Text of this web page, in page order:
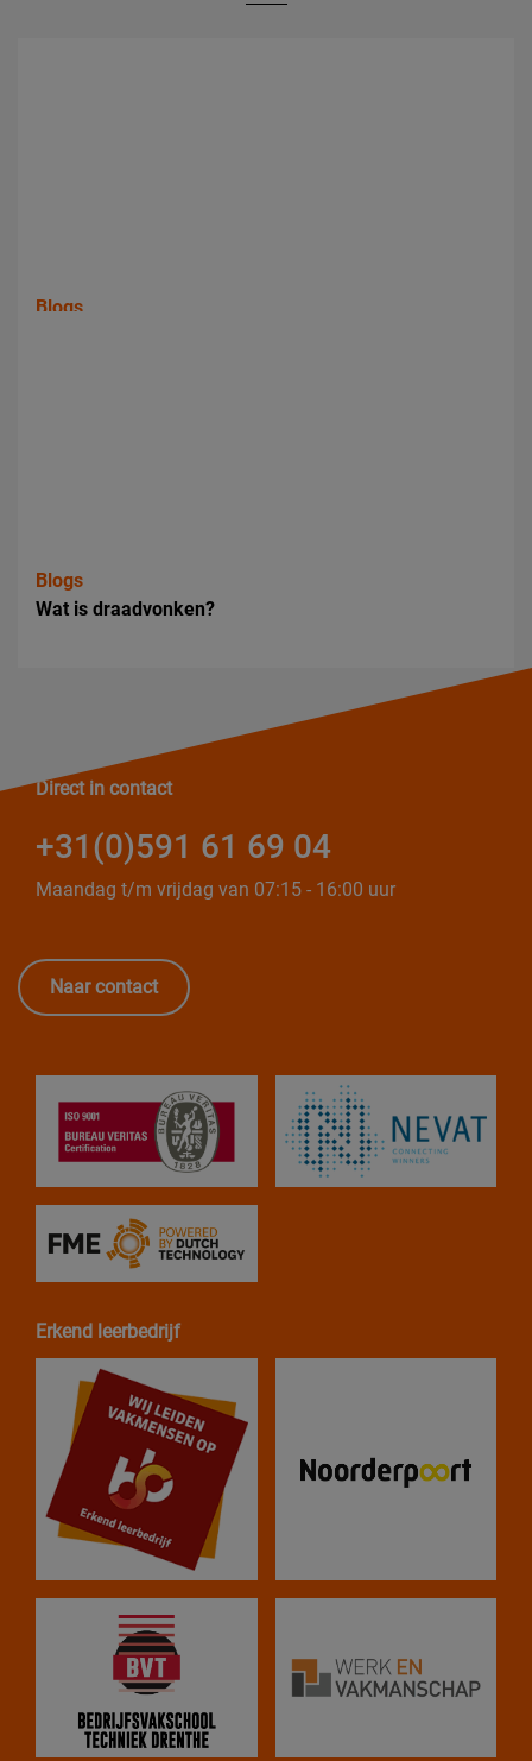
Blogs
Blogs
Wat is draadvonken?
Direct in contact
+31(0)591 61 69 04
Maandag t/m vrijdag van 07:15 - 16:00 uur
Naar contact
Erkend leerbedrijf